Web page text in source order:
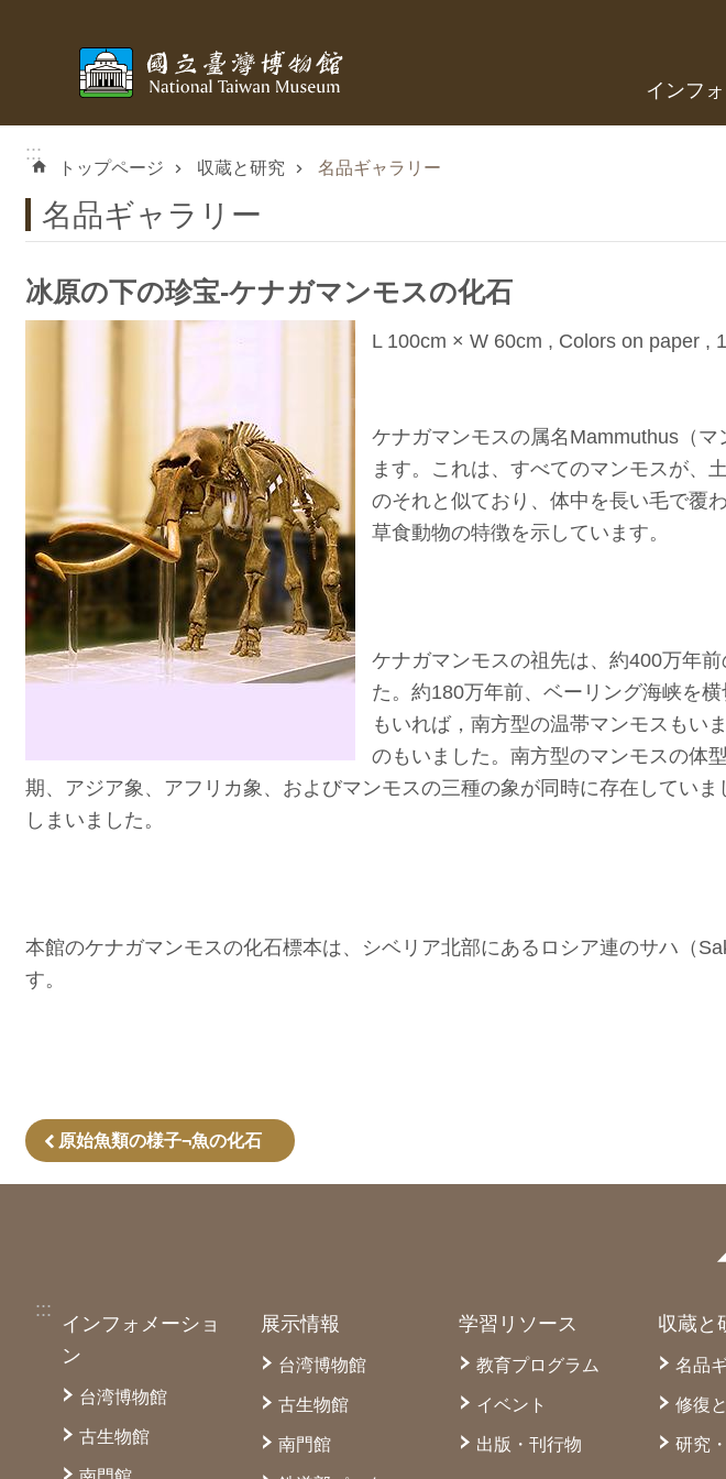
インフ
:::
トップページ 収蔵と研究 名品ギャラリー
名品ギャラリー
冰原の下の珍宝-ケナガマンモスの化石
L 100cm × W 60cm , Colors on paper ,
ケナガマンモスの属名Mammuthus（
ます。これは、すべてのマンモスが、
のそれと似ており、体中を長い毛で覆
草食動物の特徴を示しています。
ケナガマンモスの祖先は、約400万年
た。約180万年前、ベーリング海峡を
もいれば，南方型の温帯マンモスもい
のもいました。南方型のマンモスの体
期、アジア象、アフリカ象、およびマンモスの三種の象が同時に存在してい
しまいました。
本館のケナガマンモスの化石標本は、シベリア北部にあるロシア連のサハ（
す。
原始魚類の様子¬魚の化石
:::
インフォメーショ
ン
台湾博物館
古生物館
展示情報
台湾博物館
古生物館
南門館
学習リソース
教育プログラム
イベント
出版・刊行物
収蔵と
名品
修復
研究